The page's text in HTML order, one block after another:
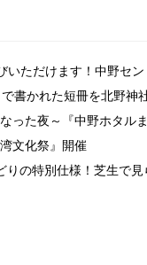
いただけます！中野セ
書かれた短冊を北野神
った夜～『中野ホタル
文化祭』開催
の特別仕様！芝生で